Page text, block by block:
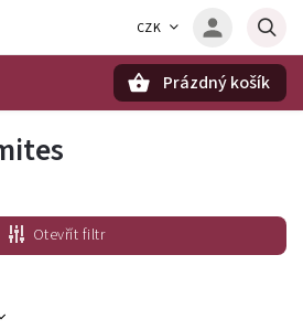
CZK
Prázdný košík
Otevřít filtr